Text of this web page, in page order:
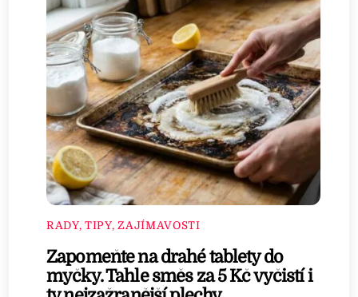
RADY, TIPY, ZAJÍMAVOSTI
Zapomeňte na drahé tablety do
myčky. Tahle směs za 5 Kč vyčistí i